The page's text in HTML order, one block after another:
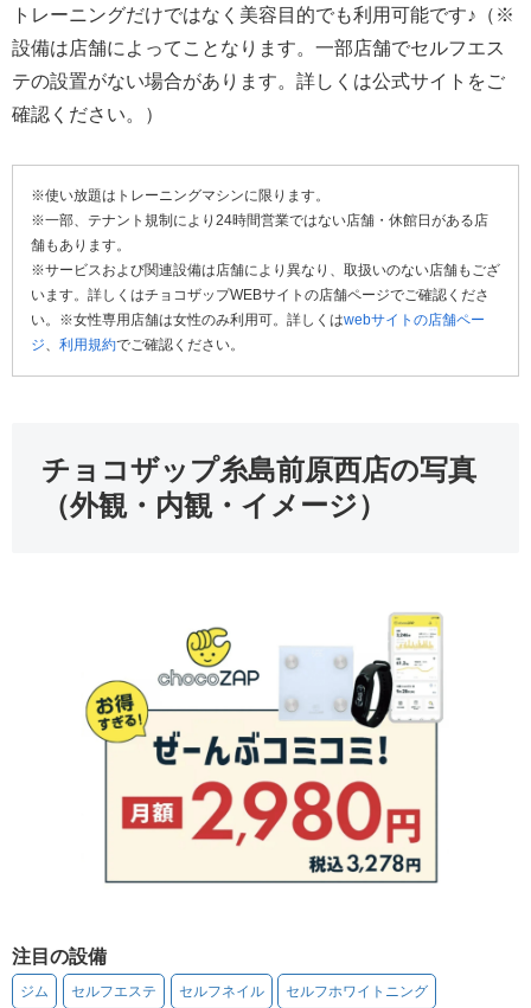
トレーニングだけではなく美容目的でも利用可能です♪（※
設備は店舗によってことなります。一部店舗でセルフエス
テの設置がない場合があります。詳しくは公式サイトをご
確認ください。）
※使い放題はトレーニングマシンに限ります。
※一部、テナント規制により24時間営業ではない店舗・休館日がある店
舗もあります。
※サービスおよび関連設備は店舗により異なり、取扱いのない店舗もござ
います。詳しくはチョコザップWEBサイトの店舗ページでご確認くださ
い。※女性専用店舗は女性のみ利用可。詳しくはwebサイトの店舗ペー
ジ、 利用規約でご確認ください。
チョコザップ糸島前原西店の写真
（外観・内観・イメージ）
注目の設備
ジム セルフエステ セルフネイル セルフホワイトニング